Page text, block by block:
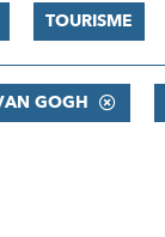
TOURISME
GOGH